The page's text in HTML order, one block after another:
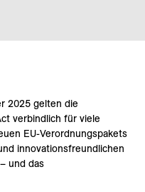
2025 gelten die
verbindlich für viele
EU-Verordnungspakets
innovationsfreundlichen
und das